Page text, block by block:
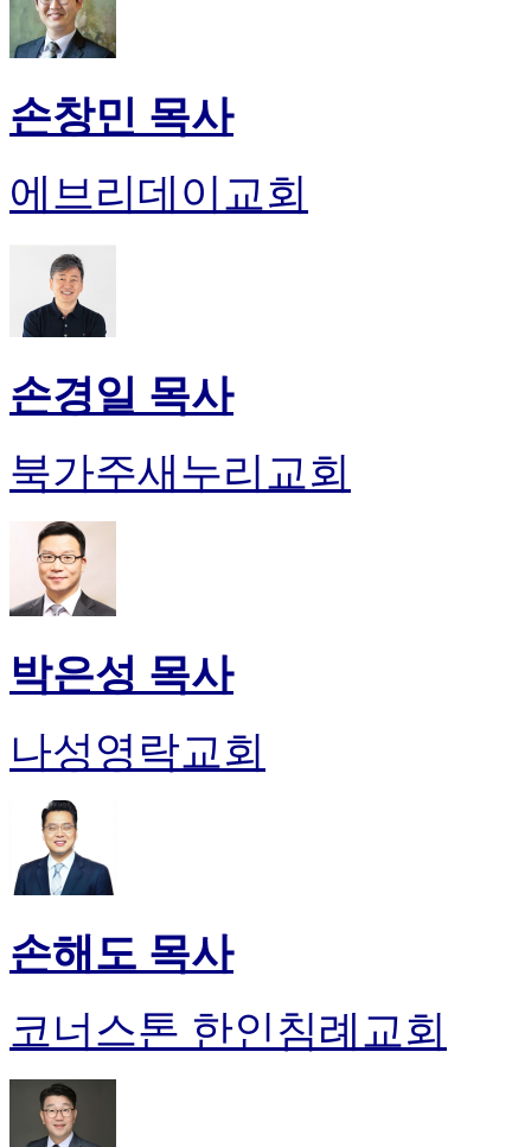
손창민 목사
에브리데이교회
손경일 목사
북가주새누리교회
박은성 목사
나성영락교회
손해도 목사
코너스톤 한인침례교회